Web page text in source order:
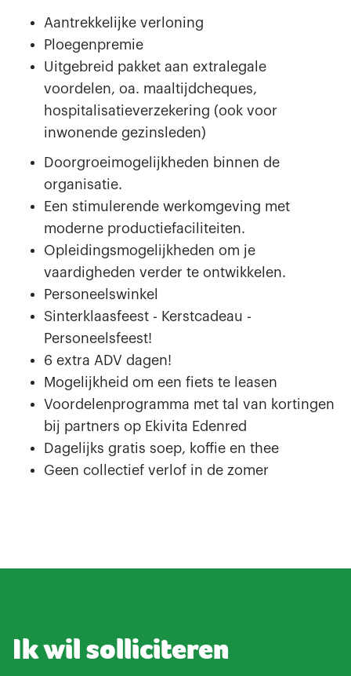
Aantrekkelijke verloning
Ploegenpremie
Uitgebreid pakket aan extralegale
voordelen, oa. maaltijdcheques,
hospitalisatieverzekering (ook voor
inwonende gezinsleden)
Doorgroeimogelijkheden binnen de
organisatie.
Een stimulerende werkomgeving met
moderne productiefaciliteiten.
Opleidingsmogelijkheden om je
vaardigheden verder te ontwikkelen.
Personeelswinkel
Sinterklaasfeest - Kerstcadeau -
Personeelsfeest!
6 extra ADV dagen!
Mogelijkheid om een fiets te leasen
Voordelenprogramma met tal van kortingen
bij partners op Ekivita Edenred
Dagelijks gratis soep, koffie en thee
Geen collectief verlof in de zomer
Ik wil solliciteren